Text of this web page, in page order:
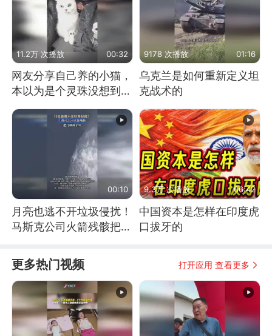
11.2万 次播放 00:32
网友分享自己养的小猫，
本以为是个灵珠没想到是
9178 次播放 01:16
乌克兰是如何重新定义坦
克战术的
00:10
月亮也逃不开垃圾侵扰！
马斯克公司火箭残骸把月
9.3万 次播放 06:42
中国资本是怎样在印度虎
口拔牙的
更多热门视频 打开应用 查看更多